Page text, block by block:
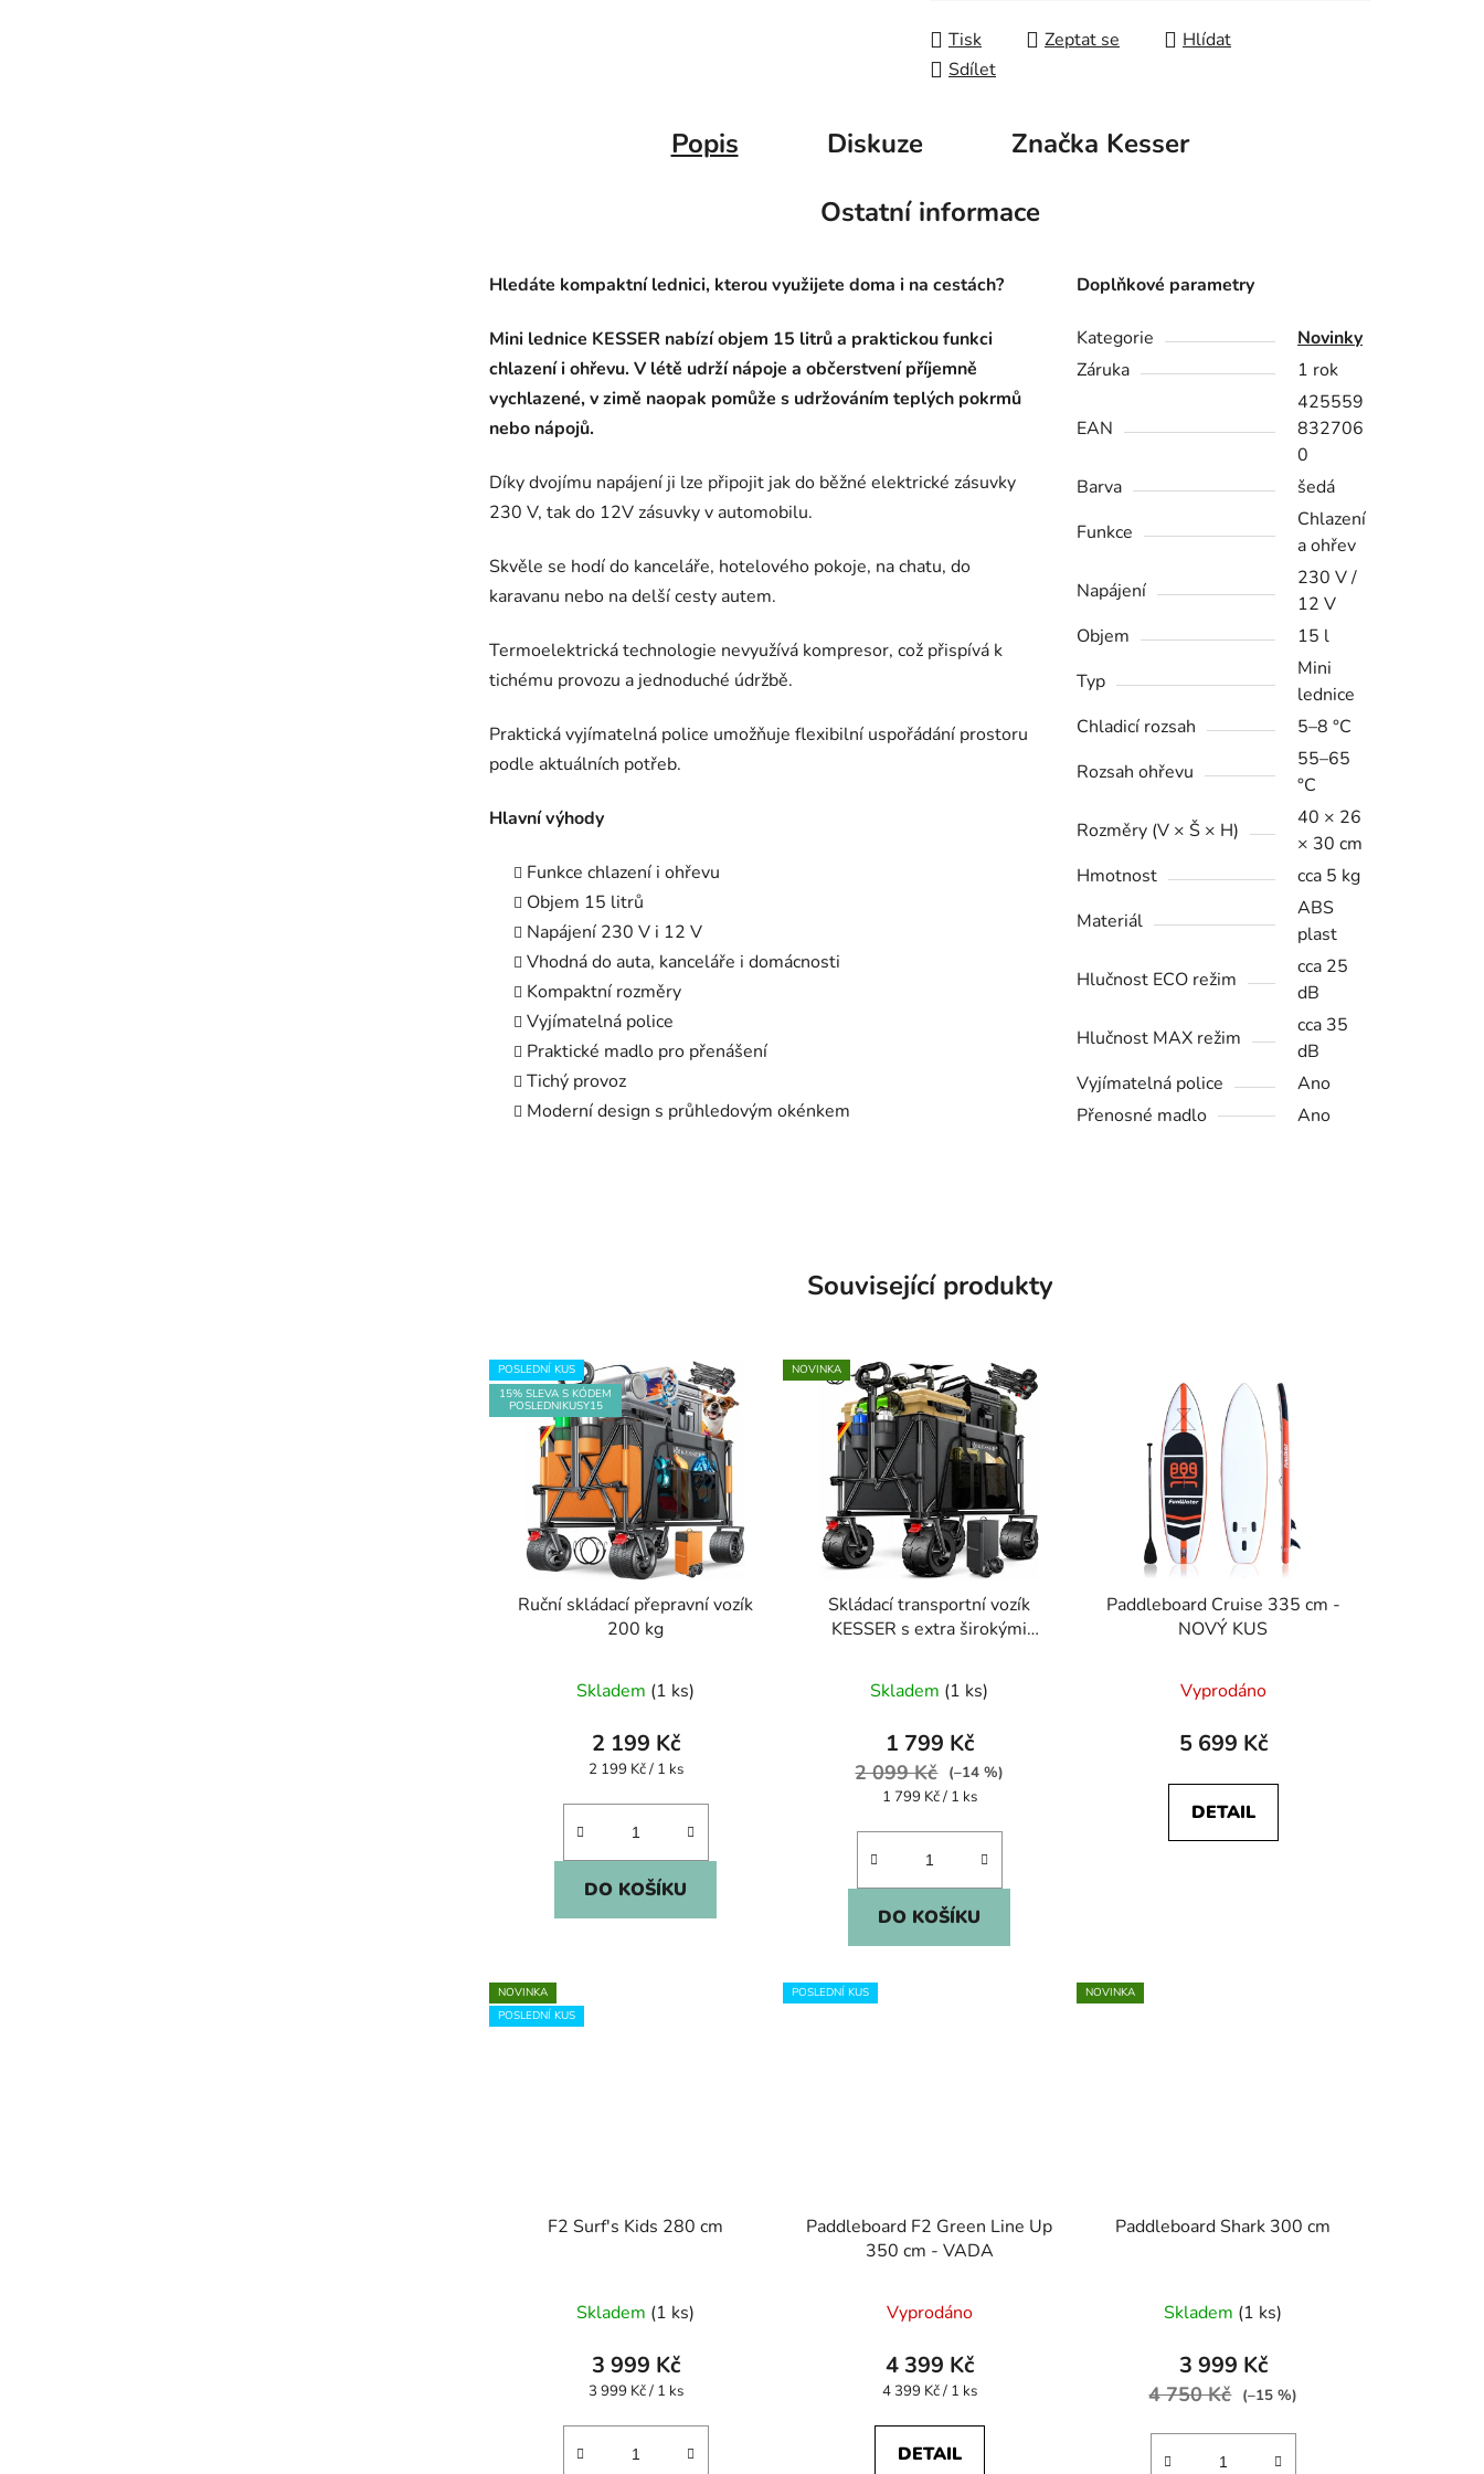
Tisk Zeptat se
Hlídat
Sdílet
Popis Diskuze Značka Kesser
Ostatní informace
Hledáte kompaktní lednici, kterou využijete doma i na cestách?
Mini lednice KESSER nabízí objem 15 litrů a praktickou funkci
chlazení i ohřevu. V létě udrží nápoje a občerstvení příjemně
vychlazené, v zimě naopak pomůže s udržováním teplých pokrmů
nebo nápojů.
Díky dvojímu napájení ji lze připojit jak do běžné elektrické zásuvky
230 V, tak do 12V zásuvky v automobilu.
Skvěle se hodí do kanceláře, hotelového pokoje, na chatu, do
karavanu nebo na delší cesty autem.
Termoelektrická technologie nevyužívá kompresor, což přispívá k
tichému provozu a jednoduché údržbě.
Praktická vyjímatelná police umožňuje flexibilní uspořádání prostoru
podle aktuálních potřeb.
Hlavní výhody
Funkce chlazení i ohřevu
Objem 15 litrů
Napájení 230 V i 12 V
Vhodná do auta, kanceláře i domácnosti
Kompaktní rozměry
Vyjímatelná police
Praktické madlo pro přenášení
Tichý provoz
Moderní design s průhledovým okénkem
Doplňkové parametry
Kategorie
Novinky
Záruka
1 rok
EAN
425559
832706
0
Barva
šedá
Funkce
Chlazení
a ohřev
Napájení
230 V /
12 V
Objem
15 l
Typ
Mini
lednice
Chladicí rozsah
5–8 °C
Rozsah ohřevu
55–65
°C
Rozměry (V × Š × H)
40 × 26
× 30 cm
Hmotnost
cca 5 kg
Materiál
ABS
plast
Hlučnost ECO režim
cca 25
dB
Hlučnost MAX režim
cca 35
dB
Vyjímatelná police
Ano
Přenosné madlo
Ano
Související produkty
POSLEDNÍ KUS
15% SLEVA S KÓDEM
POSLEDNIKUSY15
Ruční skládací přepravní vozík
200 kg
Skladem (1 ks)
2 199 Kč
Měrná
2 199 Kč / 1 ks
DO KOŠÍKU
NOVINKA
Skládací transportní vozík
KESSER s extra širokými
Skladem (1 ks)
1 799 Kč
2 099 Kč (–14 %)
Měrná
1 799 Kč / 1 ks
DO KOŠÍKU
Paddleboard Cruise 335 cm -
NOVÝ KUS
Vyprodáno
5 699 Kč
DETAIL
NOVINKA
POSLEDNÍ KUS
F2 Surf's Kids 280 cm
Skladem (1 ks)
3 999 Kč
Měrná
3 999 Kč / 1 ks
POSLEDNÍ KUS
Paddleboard F2 Green Line Up
350 cm - VADA
Vyprodáno
4 399 Kč
Měrná
4 399 Kč / 1 ks
DETAIL
NOVINKA
Paddleboard Shark 300 cm
Skladem (1 ks)
3 999 Kč
4 750 Kč (–15 %)